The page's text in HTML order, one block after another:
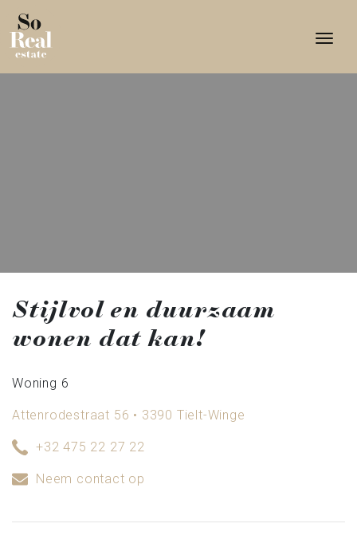
Stijlvol en duurzaam
wonen dat kan!
Woning 6
Attenrodestraat 56 • 3390 Tielt-Winge
+32 475 22 27 22
Neem contact op